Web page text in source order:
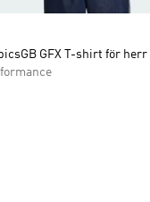
GFX T-shirt för herr